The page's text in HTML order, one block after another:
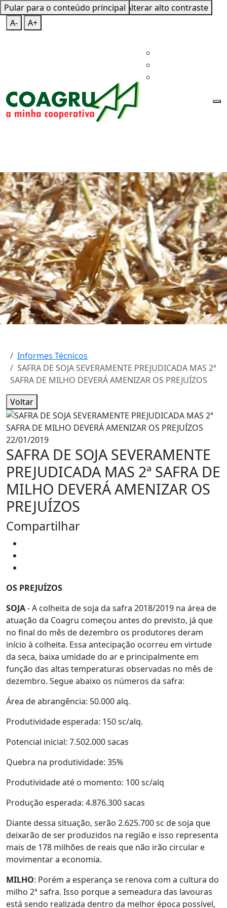
Pular para o conteúdo principal
Mapa do SiteTeclas de Atalho
Alterar alto contraste
A-
A+
Informes Técnicos
SAFRA DE SOJA SEVERAMENTE PREJUDICADA MAS 2ª
SAFRA DE MILHO DEVERÁ AMENIZAR OS PREJUÍZOS
Voltar
22/01/2019
SAFRA DE SOJA SEVERAMENTE
PREJUDICADA MAS 2ª SAFRA DE
MILHO DEVERÁ AMENIZAR OS
PREJUÍZOS
Compartilhar
OS PREJUÍZOS
SOJA- A colheita de soja da safra 2018/2019 na área de
atuação da Coagru começou antes do previsto, já que
no final do mês de dezembro os produtores deram
início à colheita. Essa antecipação ocorreu em virtude
da seca, baixa umidade do ar e principalmente em
função das altas temperaturas observadas no mês de
dezembro. Segue abaixo os números da safra:
Área de abrangência: 50.000 alq.
Produtividade esperada: 150 sc/alq.
Potencial inicial: 7.502.000 sacas
Quebra na produtividade: 35%
Produtividade até o momento: 100 sc/alq
Produção esperada: 4.876.300 sacas
Diante dessa situação, serão 2.625.700 sc de soja que
deixarão de ser produzidos na região e isso representa
mais de 178 milhões de reais que não irão circular e
movimentar a economia.
MILHO: Porém a esperança se renova com a cultura do
milho 2ª safra. Isso porque a semeadura das lavouras
está sendo realizada dentro da melhor época possível,